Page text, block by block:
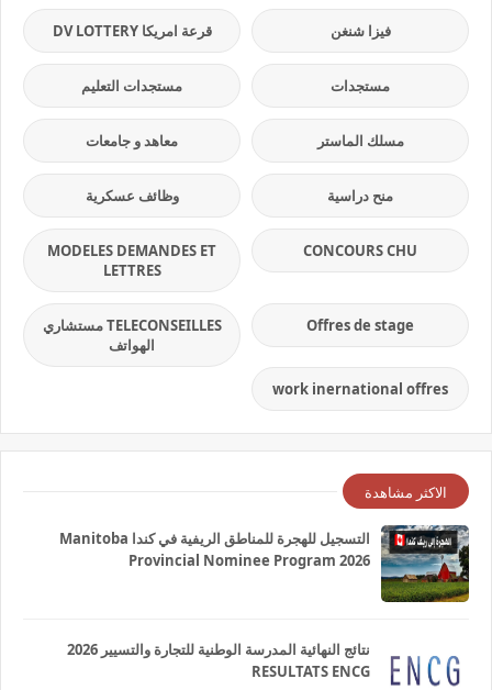
فيزا شنغن قرعة امريكا DV LOTTERY
مستجدات مستجدات التعليم
مسلك الماستر معاهد و جامعات
منح دراسية وظائف عسكرية
CONCOURS CHU
MODELES DEMANDES ET
LETTRES
Offres de stage
TELECONSEILLES مستشاري
الهواتف
work inernational offres
الاكثر مشاهدة
التسجيل للهجرة للمناطق الريفية في كندا Manitoba
Provincial Nominee Program 2026
نتائج النهائية المدرسة الوطنية للتجارة والتسيير 2026
RESULTATS ENCG